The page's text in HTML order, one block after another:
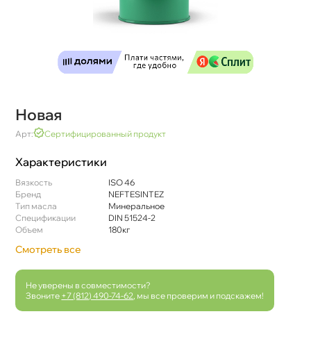
Новая
Арт: Сертифицированный продукт
Характеристики
язкость
ISO 46
Бренд
NEFTESINTEZ
Тип масла
Минеральное
Спецификации
DIN 51524-2
Объем
180к
Смотреть все
Не уверены в совместимости?
Звоните +7 (812) 490-74-62 , мы все проверим и подскажем!